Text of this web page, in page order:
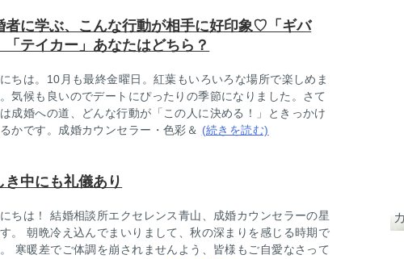
者に学ぶ、こんな行動が相手に好印象♡「ギバ
「テイカー」あなたはどちら？
ちは。10月も最終金曜日。紅葉もいろいろな場所で楽しめま
気候も良いのでデートにぴったりの季節になりました。さて
成婚への道、どんな行動が「この人に決める！」ときっかけ
かです。成婚カウンセラー・色彩＆ (続きを読む)
き中にも礼儀あり
ちは！ 結婚相談所エクセレンス青山、成婚カウンセラーの星
。 朝晩冷え込んでまいりまして、秋の深まりを感じる時期で
寒暖差でご体調を崩されませんよう、皆様もご自愛なさって